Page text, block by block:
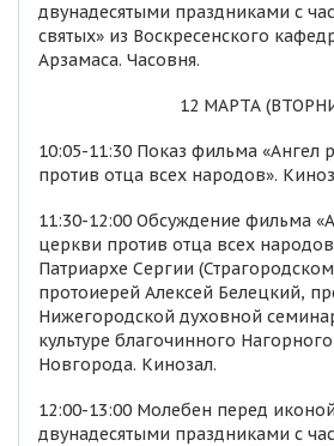
двунадесятыми праздниками с
святых» из Воскресенского
Арзамаса. Часовня.
12 МАРТА
10:05-11:30 Показ фильма «Ангел
против отца всех народов».
11:30-12:00 Обсуждение фильма
церкви против отца всех
Патриархе Сергии
протоиерей Алексей Белецкий,
Нижегородской духовной
культуре благочинного
Новгорода. Кинозал.
12:00-13:00 Молебен перед
двунадесятыми праздниками с